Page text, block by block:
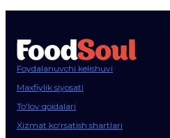
Foydalanuvchi kelishuvi
Maxfiylik siyosati
To'lov qoidalari
Xizmat ko‘rsatish shartlari